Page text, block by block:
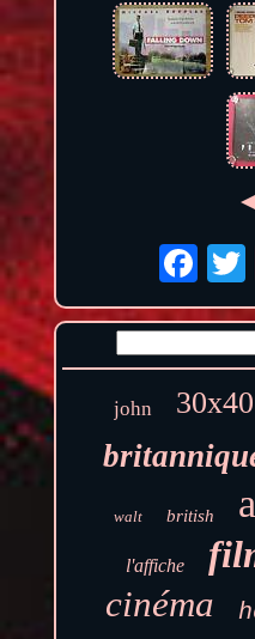
john 30x40
walt british
l'affiche
cinéma